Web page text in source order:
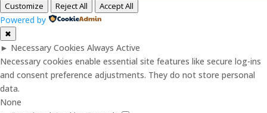
Customize Reject All Accept All
Powered by
✖
► Necessary Cookies Always Active
Necessary cookies enable essential site features like secure log-ins
and consent preference adjustments. They do not store personal
data.
None